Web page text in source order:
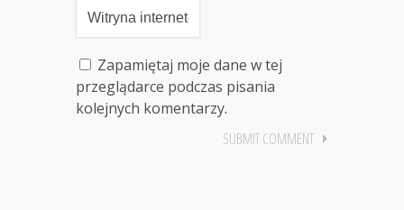
Zapamiętaj moje dane w tej
przeglądarce podczas pisania
kolejnych komentarzy.